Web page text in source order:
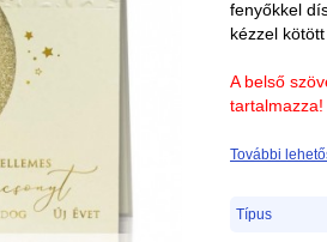
fenyőkkel
kézzel
A belső
tartalmazza!
További
Típus